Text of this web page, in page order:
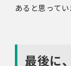
あると思ってい
最後に